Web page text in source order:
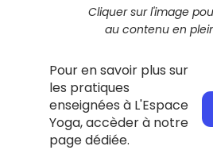
Pour en savoir plus sur
les pratiques
enseignées à L'Espace
Yoga, accèder à notre
page dédiée.
Cliquer sur l'image
au contenu en